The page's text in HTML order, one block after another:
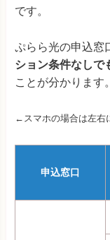
です。
ぷらら光の申込窓
ション条件なしで
ことが分かります。
←スマホの場合は左右
申込窓口